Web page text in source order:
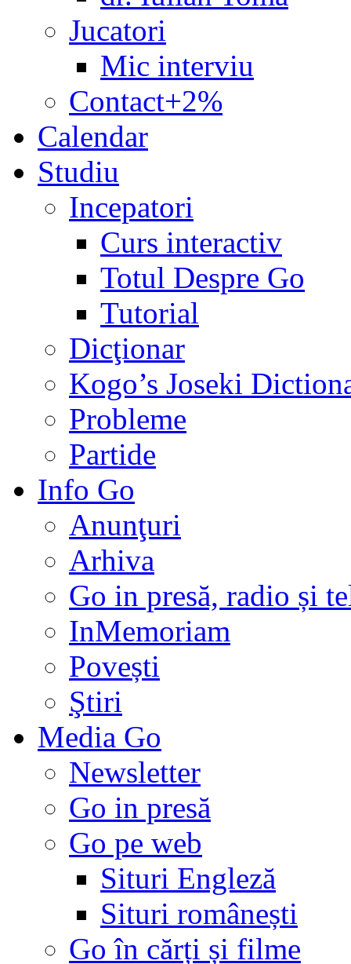
Jucatori
Mic interviu
Contact+2%
Calendar
Studiu
Incepatori
Curs interactiv
Totul Despre Go
Tutorial
Dicţionar
Kogo’s Joseki
Probleme
Partide
Info Go
Anunţuri
Arhiva
Go in presă, radio și
InMemoriam
Povești
Ştiri
Media Go
Newsletter
Go in presă
Go pe web
Situri Engleză
Situri românești
Go în cărți și filme